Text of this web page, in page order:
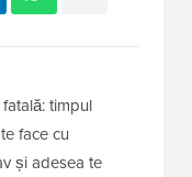
timpul
face cu
și adesea te